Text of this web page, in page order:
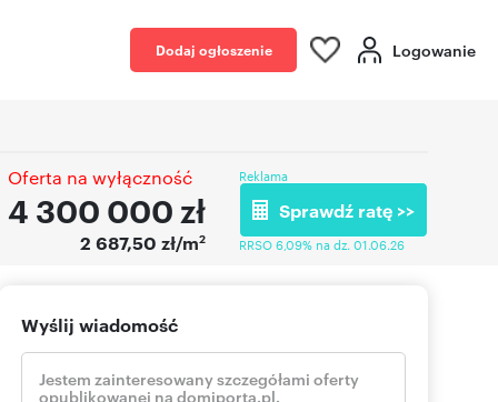
Dodaj ogłoszenie Logowanie
Oferta na wyłączność
4 300 000 zł
2 687,50 zł/m2
Reklama
Sprawdź ratę >>
RRSO 6,09% na dz. 01.06.26
Wyślij wiadomość